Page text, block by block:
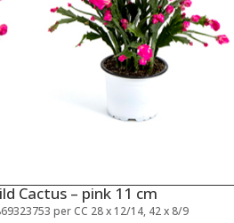
Cactus – pink 11 cm
per CC 28 x 12/14, 42 x 8/9